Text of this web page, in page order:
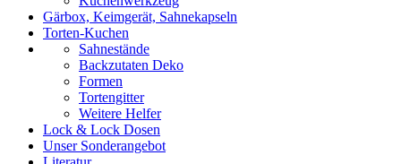
Gärbox, Keimgerät, Sahnekapseln
Torten-Kuchen
Sahnestände
Backzutaten Deko
Formen
Tortengitter
Weitere Helfer
Lock & Lock Dosen
Unser Sonderangebot